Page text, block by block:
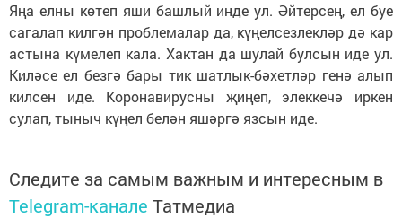
Яңа елны көтеп яши башлый инде ул. Әйтерсең, ел буе
сагалап килгән проблемалар да, күңелсезлекләр дә кар
астына күмелеп кала. Хактан да шулай булсын иде ул.
Киләсе ел безгә бары тик шатлык-бәхетләр генә алып
килсен иде. Коронавирусны җиңеп, элеккечә иркен
сулап, тыныч күңел белән яшәргә язсын иде.
Следите за самым важным и интересным в
Telegram-канале Татмедиа